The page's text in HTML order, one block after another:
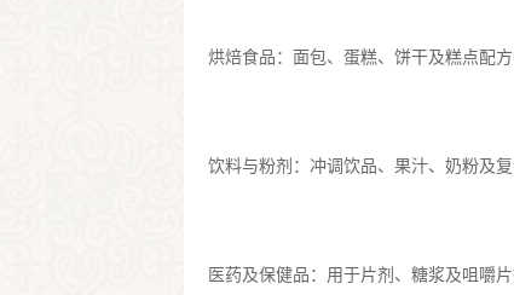
烘焙食品：面包、蛋糕、饼干及糕点配方
饮料与粉剂：冲调饮品、果汁、奶粉及
医药及保健品：用于片剂、糖浆及咀嚼片